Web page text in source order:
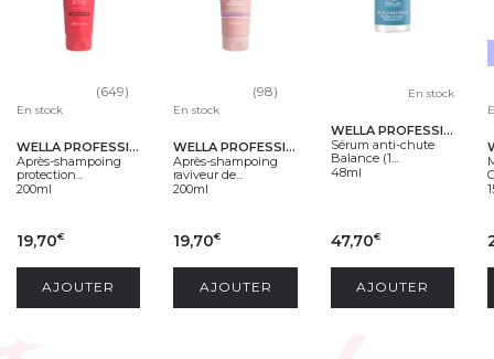
(649)
En stock
WELLA PROFESSIONALS
Après-shampoing
protection...
200ml
19,70€
AJOUTER
(98)
En stock
WELLA PROFESSIONALS
Après-shampoing
raviveur de...
200ml
19,70€
AJOUTER
En stock
WELLA PROFESSIONALS
Sérum anti-chute
Balance (1...
48ml
47,70€
AJOUTER